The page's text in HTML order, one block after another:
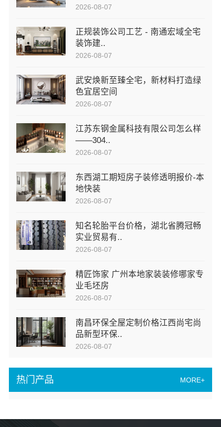
热门产品 MORE+
2026-08-07
正规装饰公司工艺 - 南通宏域全宅
装饰建..
2026-08-07
武安焕新至臻全宅，新材料打造绿
色宜居空间
2026-08-07
江苏东钢金属科技有限公司怎么样
——304..
2026-08-07
东西湖工期短房子装修透明报价-本
地快装
2026-08-07
知名轮胎平台价格，湖北省腾冠畅
实业贸易有..
2026-08-07
精匠饰家 广州本地家装装修哪家专
业毛坯房
2026-08-07
南昌环保全屋定制价格江西尚宅尚
品新型环保..
2026-08-07